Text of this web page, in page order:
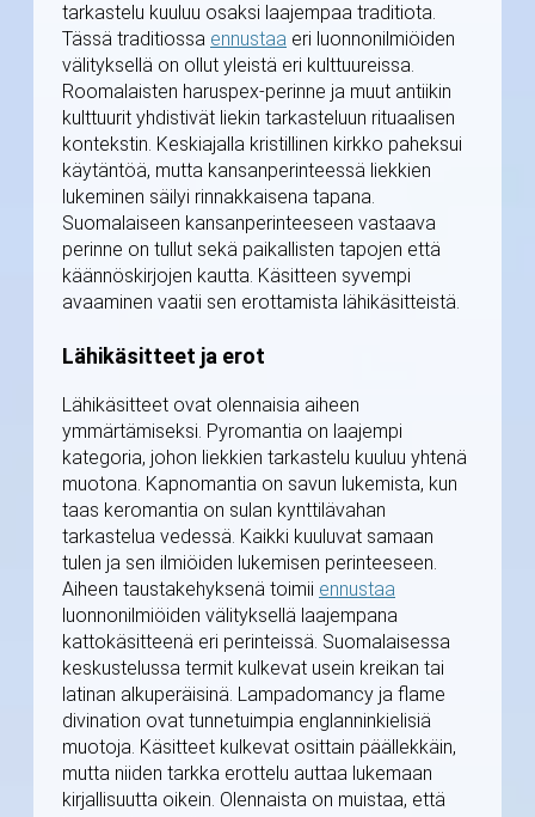
tarkastelu kuuluu osaksi laajempaa traditiota.
Tässä traditiossa ennustaa eri luonnonilmiöiden
välityksellä on ollut yleistä eri kulttuureissa.
Roomalaisten haruspex-perinne ja muut antiikin
kulttuurit yhdistivät liekin tarkasteluun rituaalisen
kontekstin. Keskiajalla kristillinen kirkko paheksui
käytäntöä, mutta kansanperinteessä liekkien
lukeminen säilyi rinnakkaisena tapana.
Suomalaiseen kansanperinteeseen vastaava
perinne on tullut sekä paikallisten tapojen että
käännöskirjojen kautta. Käsitteen syvempi
avaaminen vaatii sen erottamista lähikäsitteistä.
Lähikäsitteet ja erot
Lähikäsitteet ovat olennaisia aiheen
ymmärtämiseksi. Pyromantia on laajempi
kategoria, johon liekkien tarkastelu kuuluu yhtenä
muotona. Kapnomantia on savun lukemista, kun
taas keromantia on sulan kynttilävahan
tarkastelua vedessä. Kaikki kuuluvat samaan
tulen ja sen ilmiöiden lukemisen perinteeseen.
Aiheen taustakehyksenä toimii ennustaa
luonnonilmiöiden välityksellä laajempana
kattokäsitteenä eri perinteissä. Suomalaisessa
keskustelussa termit kulkevat usein kreikan tai
latinan alkuperäisinä. Lampadomancy ja flame
divination ovat tunnetuimpia englanninkielisiä
muotoja. Käsitteet kulkevat osittain päällekkäin,
mutta niiden tarkka erottelu auttaa lukemaan
kirjallisuutta oikein. Olennaista on muistaa, että